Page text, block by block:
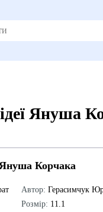
ідеї Януша
Януша Корчака
Автор: Герасимчук
Розмір: 11.1